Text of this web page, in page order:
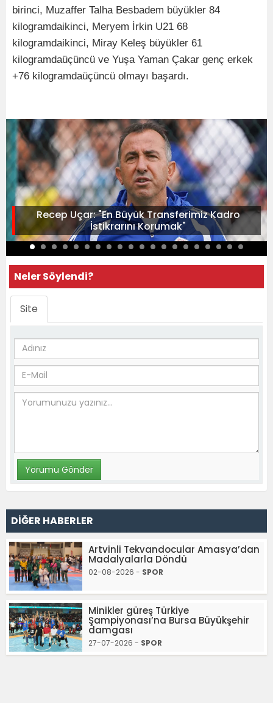
birinci, Muzaffer Talha Besbadem büyükler 84
kilogramdaikinci, Meryem İrkin U21 68
kilogramdaikinci, Miray Keleş büyükler 61
kilogramdaüçüncü ve Yuşa Yaman Çakar genç erkek
+76 kilogramdaüçüncü olmayı başardı.
Recep Uçar: "En Büyük Transferimiz Kadro
İstikrarını Korumak"
Neler Söylendi?
Site
DİĞER HABERLER
Artvinli Tekvandocular Amasya’dan
Madalyalarla Döndü
02-08-2026 - SPOR
Minikler güreş Türkiye
Şampiyonası’na Bursa Büyükşehir
damgası
27-07-2026 - SPOR